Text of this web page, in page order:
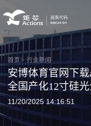
首页 > 行业新闻
安博体育官网下
全国产化12寸硅
11/20/2025 14:16:51